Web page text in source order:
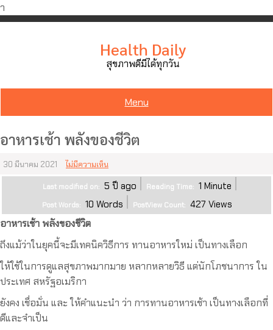
ำ
Skip
Health Daily
สุขภาพดีมีได้ทุกวัน
Menu
อาหารเช้า พลังของชีวิต
30 มีนาคม 2021 ไม่มีความเห็น
Last modified on: 5 ปี ago Reading Time: 1 Minute
Post Words: 10 Words PostView Count: 427 Views
อาหารเช้า พลังของชีวิต
ถึงแม้ว่าในยุคนี้จะมีเทคนิควิธีการ ทานอาหารใหม่ เป็นทางเลือก
ให้ใช้ในการดูแลสุขภาพมากมาย หลากหลายวิธี แต่นักโภชนาการ ใน
ประเทศ สหรัฐอเมริกา
ยังคง เชื่อมั่น และ ให้คำแนะนำ ว่า การทานอาหารเช้า เป็นทางเลือกที่
ดีและจำเป็น